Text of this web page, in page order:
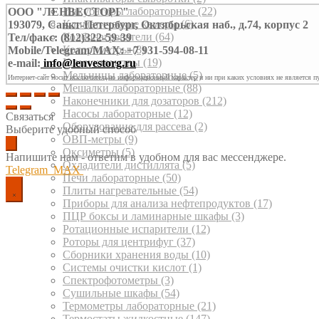
Инкубаторы лабораторные (22)
Климатические камеры(6)
Колбонагреватели (64)
Колориметры(8)
Кондуктометры (19)
Мельницы лабораторные(5)
Мешалки лабораторные(88)
Наконечники для дозаторов (212)
Насосы лабораторные (12)
Оборудование для рассева (2)
ОВП-метры (9)
Оксиметры (5)
Охладители дистиллята(5)
Печи лабораторные (50)
Плиты нагревательные (54)
Приборы для анализа нефтепродуктов (17)
ПЦР боксы и ламинарные шкафы (3)
Ротационные испарители (12)
Роторы для центрифуг (37)
Сборники хранения воды (10)
Системы очистки кислот (1)
Спектрофотометры (3)
Сушильные шкафы (54)
Термометры лабораторные (21)
ООО "ЛЕНВЕСТОРГ"
193079, Санкт-Петербург, Октябрьская наб., д.74, корпус 2
Тел/факс: (812)322-59-39
Mobile/Telegram/MAX: +7 931-594-08-11
e-mail: info@lenvestorg.ru
Интернет-сайт носит исключительно информационный характер и ни при каких условиях не является
Связаться
Выберите удобный способ
Напишите нам - ответим в удобном для вас мессенджере.
Telegram MAX